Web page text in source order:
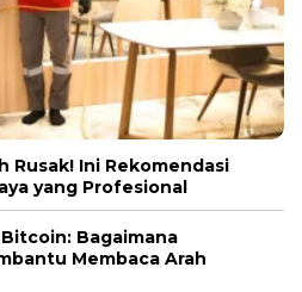
Rusak! Ini Rekomendasi
yang Profesional
Bagaimana
Membaca Arah